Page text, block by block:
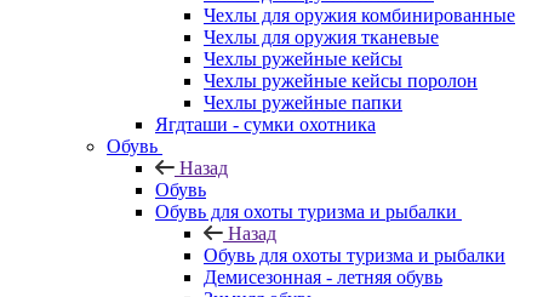
Чехлы для оружия комбинированные
Чехлы для оружия тканевые
Чехлы ружейные кейсы
Чехлы ружейные кейсы поролон
Чехлы ружейные папки
Ягдташи - сумки охотника
Обувь
Назад
Обувь
Обувь для охоты туризма и рыбалки
Назад
Обувь для охоты туризма и рыбалки
Демисезонная - летняя обувь